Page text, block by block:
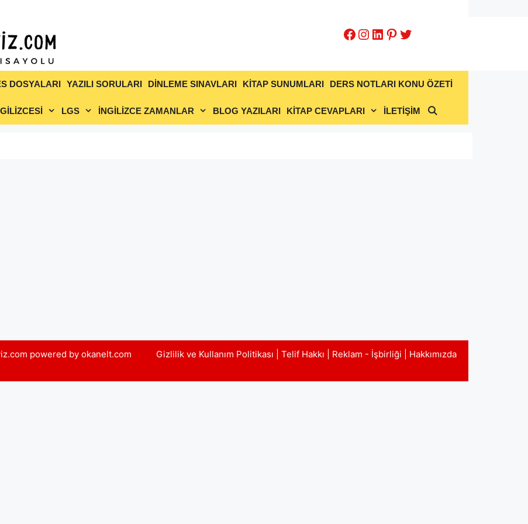
Facebook
Instagram
LinkedIn
Pinterest
Twitter
DOSYALARI YAZILI SORULARI DİNLEME SINAVLARI KİTAP SUNUMLARI DERS NOTLARI KONU ÖZETİ
LGS İNGİLİZCE ZAMANLAR BLOG YAZILARI KİTAP CEVAPLARI İLETİŞİM
Gizlilik ve Kullanım Politikası Telif Hakkı Reklam - İşbirliği Hakkımızda
powered by okanelt.com